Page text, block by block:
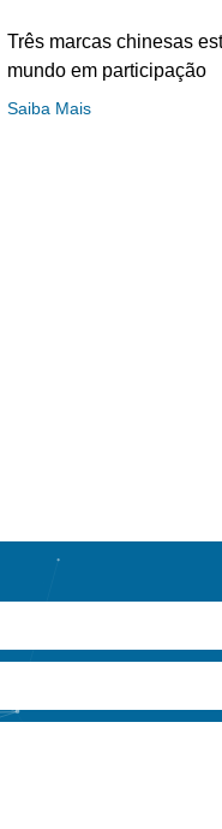
Três marcas chinesas
mundo em participação
Saiba Mais